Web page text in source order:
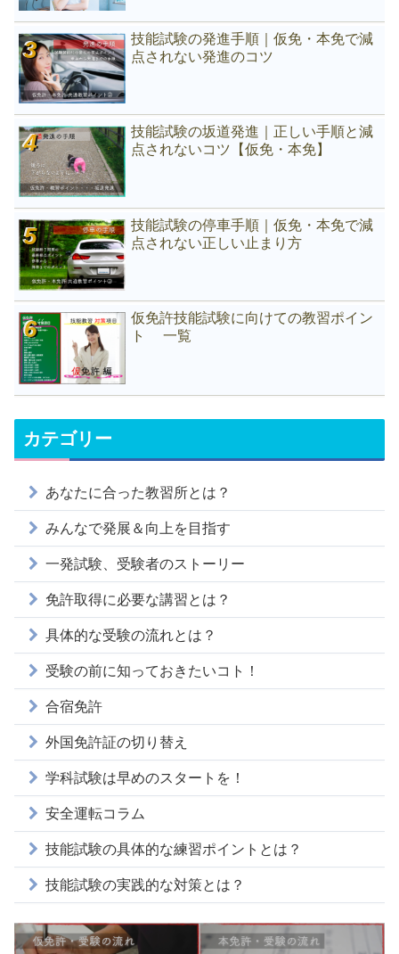
技能試験の発進手順｜仮免・本免で減
点されない発進のコツ
技能試験の坂道発進｜正しい手順と減
点されないコツ【仮免・本免】
技能試験の停車手順｜仮免・本免で減
点されない正しい止まり方
仮免許技能試験に向けての教習ポイン
ト 一覧
カテゴリー
あなたに合った教習所とは？
みんなで発展＆向上を目指す
一発試験、受験者のストーリー
免許取得に必要な講習とは？
具体的な受験の流れとは？
受験の前に知っておきたいコト！
合宿免許
外国免許証の切り替え
学科試験は早めのスタートを！
安全運転コラム
技能試験の具体的な練習ポイントとは？
技能試験の実践的な対策とは？